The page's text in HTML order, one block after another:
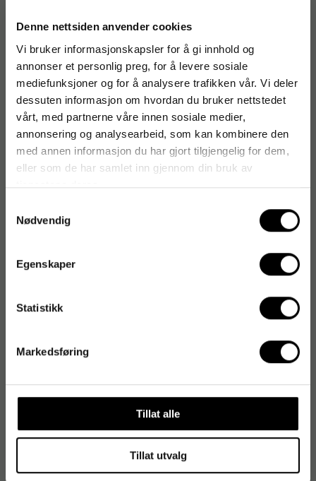
Denne nettsiden anvender cookies
Vi bruker informasjonskapsler for å gi innhold og
annonser et personlig preg, for å levere sosiale
mediefunksjoner og for å analysere trafikken vår. Vi deler
dessuten informasjon om hvordan du bruker nettstedet
vårt, med partnerne våre innen sosiale medier,
annonsering og analysearbeid, som kan kombinere den
med annen informasjon du har gjort tilgjengelig for dem,
eller som de har samlet inn gjennom din bruk av
tjenestene deres.
Nødvendig
Egenskaper
Statistikk
Markedsføring
Tillat alle
Tillat utvalg
håndtering av næringsmidler
- Passer som refill til Wound Care Dispenser eller Soft Foam
Bandage Dispenser Blå farge
- Mål: 6 cm x 4,5 m
Video
Artikkelnummer
EAN: 7310610017293
Størrelse
Antall i pakken 1 st
Nei